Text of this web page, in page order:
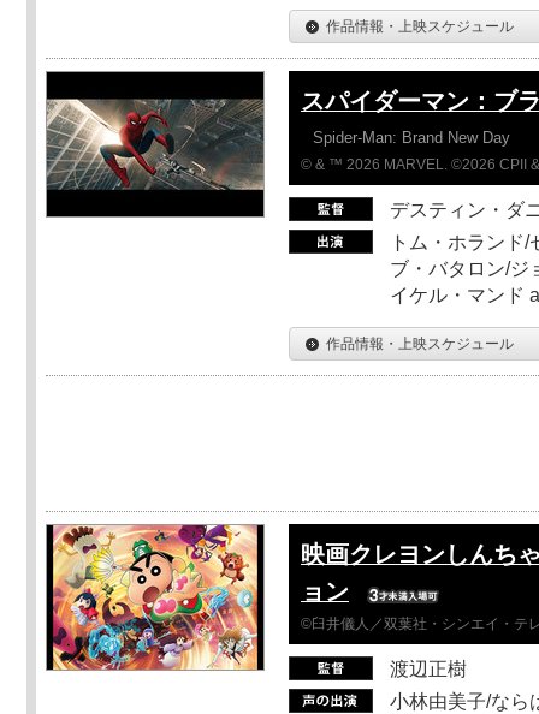
作品情報・上映スケジュール
スパイダーマン：ブ
Spider-Man: Brand New Day
© & ™ 2026 MARVEL. ©2026 CPII
デスティン・ダ
トム・ホランド
ブ・バタロン/ジ
イケル・マンド
作品情報・上映スケジュール
映画クレヨンしんち
ョン
©臼井儀人／双葉社・シンエイ・テ
渡辺正樹
小林由美子/なら